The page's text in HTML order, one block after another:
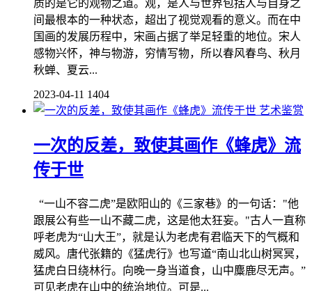
质的是它的观物之道。观，是人与世界包括人与自身之
间最根本的一种状态，超出了视觉观看的意义。而在中
国画的发展历程中，宋画占据了举足轻重的地位。宋人
感物兴怀，神与物游，穷情写物，所以春风春鸟、秋月
秋蝉、夏云...
2023-04-11 1404
艺术鉴赏
一次的反差，致使其画作《蜂虎》流
传于世
“一山不容二虎”是欧阳山的《三家巷》的一句话："他
跟展公有些一山不藏二虎，这是他太狂妄。"古人一直称
呼老虎为“山大王”，就是认为老虎有君临天下的气概和
威风。唐代张籍的《猛虎行》也写道“南山北山树冥冥，
猛虎白日绕林行。向晚一身当道食，山中麋鹿尽无声。”
可见老虎在山中的统治地位。可是...